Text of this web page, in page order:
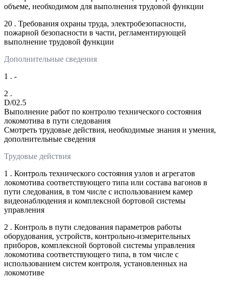
объеме, необходимом для выполнения трудовой функции
20 . Требования охраны труда, электробезопасности,
пожарной безопасности в части, регламентирующей
выполнение трудовой функции
Дополнительные сведения
1 . -
2 .
D/02.5
Выполнение работ по контролю технического состояния
локомотива в пути следования
Смотреть трудовые действия, необходимые знания и умения,
дополнительные сведения
Трудовые действия
1 . Контроль технического состояния узлов и агрегатов
локомотива соответствующего типа или состава вагонов в
пути следования, в том числе с использованием камер
видеонаблюдения и комплексной бортовой системы
управления
2 . Контроль в пути следования параметров работы
оборудования, устройств, контрольно-измерительных
приборов, комплексной бортовой системы управления
локомотива соответствующего типа, в том числе с
использованием систем контроля, установленных на
локомотиве